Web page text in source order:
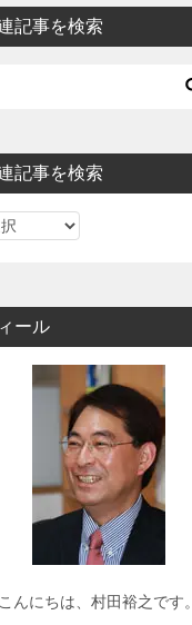
記事を検索
記事を検索
ール
こんにちは、村田裕之です。